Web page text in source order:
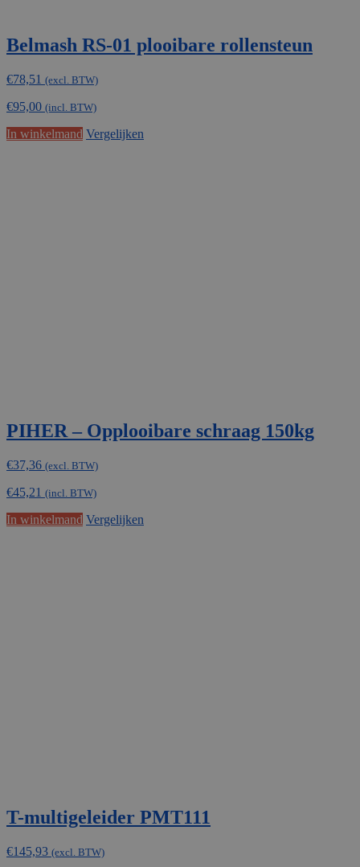
Belmash RS-01 plooibare rollensteun
€78,51 (excl. BTW)
€95,00 (incl. BTW)
In winkelmand Vergelijken
PIHER – Opplooibare schraag 150kg
€37,36 (excl. BTW)
€45,21 (incl. BTW)
In winkelmand Vergelijken
T-multigeleider PMT111
€145,93 (excl. BTW)